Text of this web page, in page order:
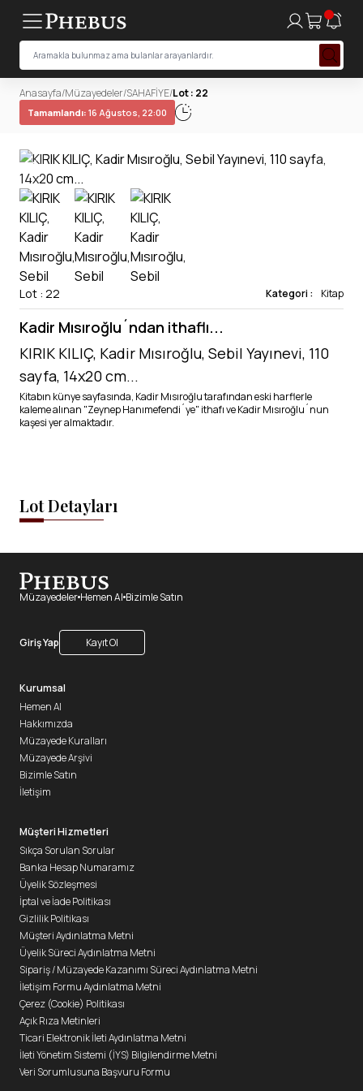
Anasayfa/Müzayedeler/SAHAFİYE/Lot : 22
Tamamlandı: 16 Ağustos, 22:00
Lot : 22 Kategori : Kitap
Kadir Mısıroğlu´ndan ithaflı...
KIRIK KILIÇ, Kadir Mısıroğlu, Sebil Yayınevi, 110
sayfa, 14x20 cm...
Kitabın künye sayfasında, Kadir Mısıroğlu tarafından eski harflerle
kaleme alınan "Zeynep Hanımefendi´ye" ithafı ve Kadir Mısıroğlu´nun
kaşesi yer almaktadır.
Lot Detayları
Müzayedeler Hemen Al Bizimle Satın
Giriş Yap Kayıt Ol
Kurumsal
Hemen Al
Hakkımızda
Müzayede Kuralları
Müzayede Arşivi
Bizimle Satın
İletişim
Müşteri Hizmetleri
Sıkça Sorulan Sorular
Banka Hesap Numaramız
Üyelik Sözleşmesi
İptal ve İade Politikası
Gizlilik Politikası
Müşteri Aydınlatma Metni
Üyelik Süreci Aydınlatma Metni
Sipariş / Müzayede Kazanımı Süreci Aydınlatma Metni
İletişim Formu Aydınlatma Metni
Çerez (Cookie) Politikası
Açık Rıza Metinleri
Ticari Elektronik İleti Aydınlatma Metni
İleti Yönetim Sistemi (İYS) Bilgilendirme Metni
Veri Sorumlusuna Başvuru Formu